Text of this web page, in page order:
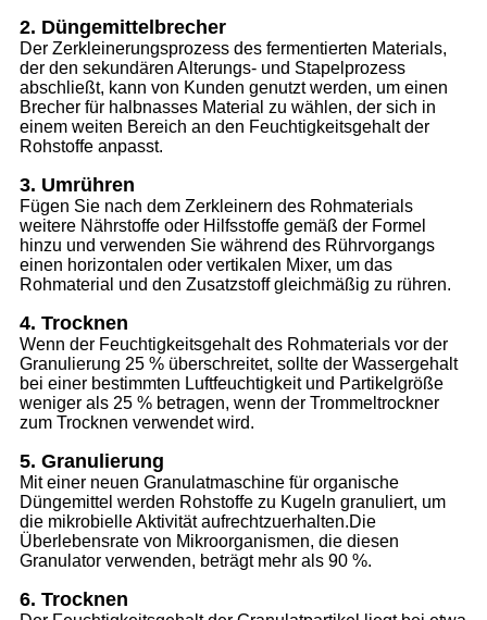
2. Düngemittelbrecher
Der Zerkleinerungsprozess des fermentierten Materials,
der den sekundären Alterungs- und Stapelprozess
abschließt, kann von Kunden genutzt werden, um einen
Brecher für halbnasses Material zu wählen, der sich in
einem weiten Bereich an den Feuchtigkeitsgehalt der
Rohstoffe anpasst.
3. Umrühren
Fügen Sie nach dem Zerkleinern des Rohmaterials
weitere Nährstoffe oder Hilfsstoffe gemäß der Formel
hinzu und verwenden Sie während des Rührvorgangs
einen horizontalen oder vertikalen Mixer, um das
Rohmaterial und den Zusatzstoff gleichmäßig zu rühren.
4. Trocknen
Wenn der Feuchtigkeitsgehalt des Rohmaterials vor der
Granulierung 25 % überschreitet, sollte der Wassergehalt
bei einer bestimmten Luftfeuchtigkeit und Partikelgröße
weniger als 25 % betragen, wenn der Trommeltrockner
zum Trocknen verwendet wird.
5. Granulierung
Mit einer neuen Granulatmaschine für organische
Düngemittel werden Rohstoffe zu Kugeln granuliert, um
die mikrobielle Aktivität aufrechtzuerhalten.Die
Überlebensrate von Mikroorganismen, die diesen
Granulator verwenden, beträgt mehr als 90 %.
6. Trocknen